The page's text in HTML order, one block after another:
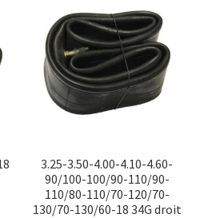
3.25-3.50-4.00-4.10-4.60-
90/100-100/90-110/90-
110/80-110/70-120/70-
130/70-130/60-18 34G droit